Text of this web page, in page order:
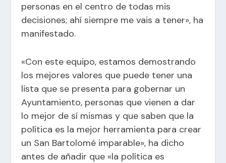
personas en el centro de todas mis
decisiones; ahí siempre me vais a tener», ha
manifestado.
«Con este equipo, estamos demostrando
los mejores valores que puede tener una
lista que se presenta para gobernar un
Ayuntamiento, personas que vienen a dar
lo mejor de sí mismas y que saben que la
política es la mejor herramienta para crear
un San Bartolomé imparable», ha dicho
antes de añadir que «la política es